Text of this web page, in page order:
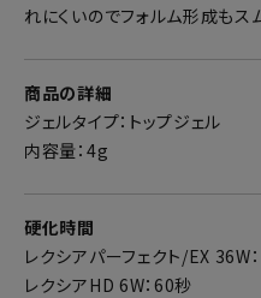
れにくいのでフォルム形成もス
商品の詳細
ジェルタイプ：トップジェル
内容量：4g
硬化時間
レクシアパーフェクト/EX 36W
レクシアHD 6W：60秒